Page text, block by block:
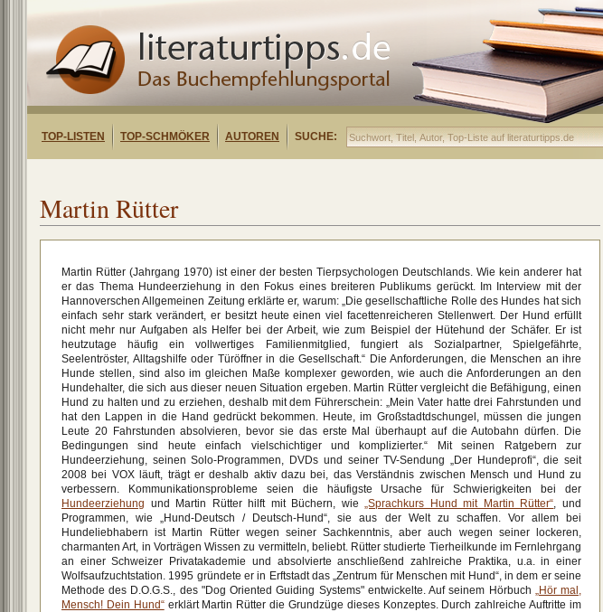
TOP-LISTEN TOP-SCHMÖKER AUTOREN SUCHE:
Martin Rütter
Martin Rütter (Jahrgang 1970) ist einer der besten Tierpsychologen Deutschlands. Wie kein anderer hat
er das Thema Hundeerziehung in den Fokus eines breiteren Publikums gerückt. Im Interview mit der
Hannoverschen Allgemeinen Zeitung erklärte er, warum: „Die gesellschaftliche Rolle des Hundes hat sich
einfach sehr stark verändert, er besitzt heute einen viel facettenreicheren Stellenwert. Der Hund erfüllt
nicht mehr nur Aufgaben als Helfer bei der Arbeit, wie zum Beispiel der Hütehund der Schäfer. Er ist
heutzutage häufig ein vollwertiges Familienmitglied, fungiert als Sozialpartner, Spielgefährte,
Seelentröster, Alltagshilfe oder Türöffner in die Gesellschaft.“ Die Anforderungen, die Menschen an ihre
Hunde stellen, sind also im gleichen Maße komplexer geworden, wie auch die Anforderungen an den
Hundehalter, die sich aus dieser neuen Situation ergeben. Martin Rütter vergleicht die Befähigung, einen
Hund zu halten und zu erziehen, deshalb mit dem Führerschein: „Mein Vater hatte drei Fahrstunden und
hat den Lappen in die Hand gedrückt bekommen. Heute, im Großstadtdschungel, müssen die jungen
Leute 20 Fahrstunden absolvieren, bevor sie das erste Mal überhaupt auf die Autobahn dürfen. Die
Bedingungen sind heute einfach vielschichtiger und komplizierter.“ Mit seinen Ratgebern zur
Hundeerziehung, seinen Solo-Programmen, DVDs und seiner TV-Sendung „Der Hundeprofi“, die seit
2008 bei VOX läuft, trägt er deshalb aktiv dazu bei, das Verständnis zwischen Mensch und Hund zu
verbessern. Kommunikationsprobleme seien die häufigste Ursache für Schwierigkeiten bei der
Hundeerziehung und Martin Rütter hilft mit Büchern, wie„Sprachkurs Hund mit Martin Rütter“, und
Programmen, wie „Hund-Deutsch / Deutsch-Hund“, sie aus der Welt zu schaffen. Vor allem bei
Hundeliebhabern ist Martin Rütter wegen seiner Sachkenntnis, aber auch wegen seiner lockeren,
charmanten Art, in Vorträgen Wissen zu vermitteln, beliebt. Rütter studierte Tierheilkunde im Fernlehrgang
an einer Schweizer Privatakademie und absolvierte anschließend zahlreiche Praktika, u.a. in einer
Wolfsaufzuchtstation. 1995 gründete er in Erftstadt das „Zentrum für Menschen mit Hund“, in dem er seine
Methode des D.O.G.S., des "Dog Oriented Guiding Systems" entwickelte. Auf seinem Hörbuch „Hör mal,
Mensch! Dein Hund“erklärt Martin Rütter die Grundzüge dieses Konzeptes. Durch zahlreiche Auftritte im